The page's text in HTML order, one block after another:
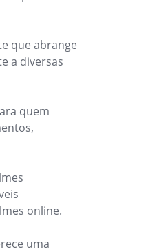
que abrange
a diversas
quem
online.
uma